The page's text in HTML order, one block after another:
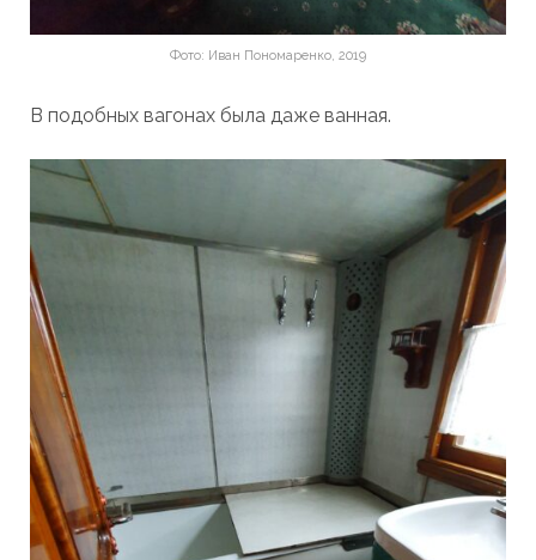
Фото: Иван Пономаренко, 2019
В подобных вагонах была даже ванная.